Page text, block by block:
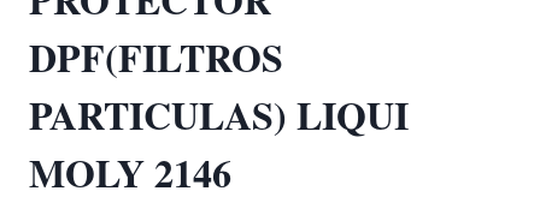
DPF(FILTROS
PARTICULAS) LIQUI
MOLY 2146